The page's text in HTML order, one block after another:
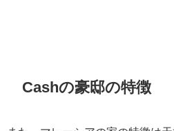
Cashの豪邸の特徴